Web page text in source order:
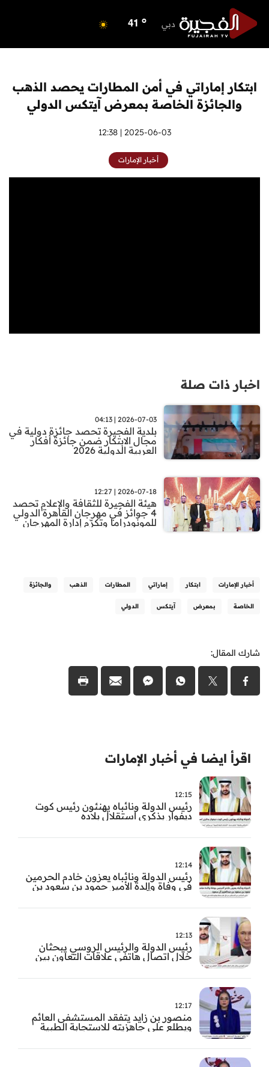
دبي 41 o
الشارقة
عجمان o
أم القيوين 40 o
راس الخيمة 40 o
الفجيرة 35
ابتكار إماراتي في أمن المطارات يحصد الذهب
والجائزة الخاصة بمعرض آيتكس الدولي
2025-06-03 | 12:38
أخبار الإمارات
اخبار ذات صلة
2026-07-03 | 04:13
بلدية الفجيرة تحصد جائزة دولية في
مجال الابتكار ضمن جائزة أفكار
العربية الدولية 2026
2026-07-18 | 12:27
هيئة الفجيرة للثقافة والإعلام تحصد
4 جوائز في مهرجان القاهرة الدولي
للمونودراما وتكرّم إدارة المهرجان
أخبار الإمارات ابتكار إماراتي المطارات الذهب والجائزة
الخاصة بمعرض آيتكس الدولي
شارك المقال:
اقرأ ايضا في أخبار الإمارات
12:15
رئيس الدولة ونائباه يهنئون رئيس كوت
ديفوار بذكرى استقلال بلاده
12:14
رئيس الدولة ونائباه يعزون خادم الحرمين
في وفاة والدة الأمير حمود بن سعود بن
12:13
رئيس الدولة والرئيس الروسي يبحثان
خلال اتصال هاتفي علاقات التعاون بين
12:17
منصور بن زايد يتفقد المستشفى العائم
ويطلع على جاهزيته للاستجابة الطبية